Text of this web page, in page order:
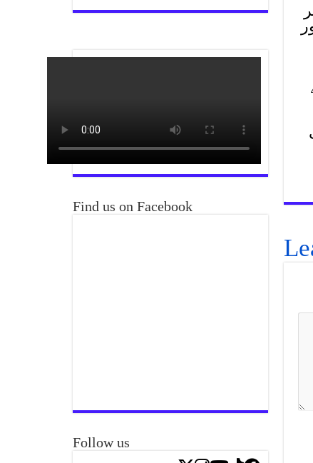
Find us on Facebook
Follow us